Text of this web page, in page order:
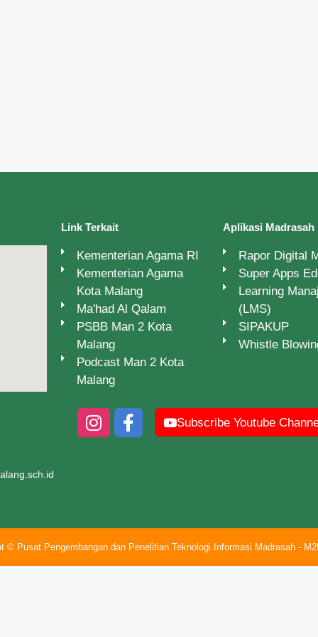
Link Terkait
Kementerian Agama RI
Kementerian Agama
Kota Malang
Ma'had Al Qalam
PSBB Man 2 Kota
Malang
Podcast Man 2 Kota
Malang
Aplikasi Madrasah
Rapor Digital
Super Apps
Learning
(LMS)
SIPAKUP
Whistle
Subscribe Youtube
© Pusat Pengembangan dan Penelitian Teknologi Informasi Madrasah -